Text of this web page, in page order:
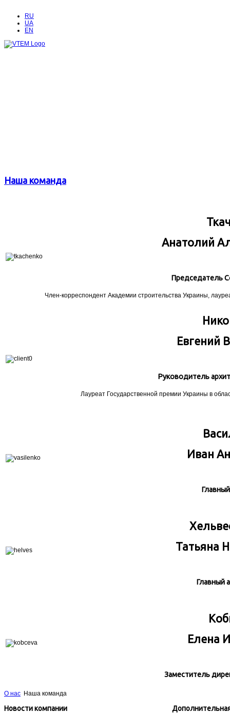
RU
UA
EN
Наша команда
Анатолий
Председатель
Член-корреспондент Академии строительства Украины,
Евгений
Руководитель
Лауреат Государственной премии Украины в
Иван
Татьяна
Главный
Елена
Заместитель
О нас Наша команда
Новости компании